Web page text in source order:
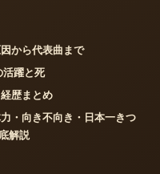
から代表曲まで
活躍と死
歴まとめ
・向き不向き・日本一きつ
解説